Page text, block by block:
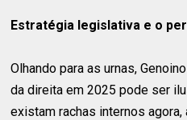
Estratégia legislativa e o
Olhando para as urnas,
da direita em 2025 pode ser
existam rachas internos